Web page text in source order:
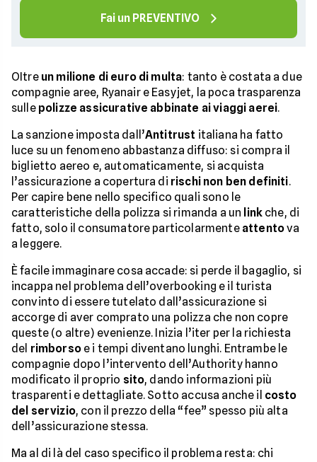
Fai un PREVENTIVO
OItre un milione di euro di multa: tanto è costata a due
compagnie aree, Ryanair e Easyjet, la poca trasparenza
sulle polizze assicurative abbinate ai viaggi aerei.
La sanzione imposta dall’Antitrust italiana ha fatto
luce su un fenomeno abbastanza diffuso: si compra il
biglietto aereo e, automaticamente, si acquista
l’assicurazione a copertura di rischi non ben definiti.
Per capire bene nello specifico quali sono le
caratteristiche della polizza si rimanda a un link che, di
fatto, solo il consumatore particolarmente attentova
a leggere.
È facile immaginare cosa accade: si perde il bagaglio, si
incappa nel problema dell’overbooking e il turista
convinto di essere tutelato dall’assicurazione si
accorge di aver comprato una polizza che non copre
queste (o altre) evenienze. Inizia l’iter per la richiesta
del rimborsoe i tempi diventano lunghi. Entrambe le
compagnie dopo l’intervento dell’Authority hanno
modificato il proprio sito, dando informazioni più
trasparenti e dettagliate. Sotto accusa anche il costo
del servizio, con il prezzo della “fee” spesso più alta
dell’assicurazione stessa.
Ma al di là del caso specifico il problema resta: chi